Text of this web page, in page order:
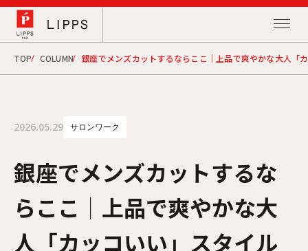
TOP COLUMN 銀座でメンズカットするならここ│上品で爽やかな大人「
2026.05.29 サロンワーク
銀座でメンズカットするな
らここ│上品で爽やかな大
人「カッコいい」スタイル